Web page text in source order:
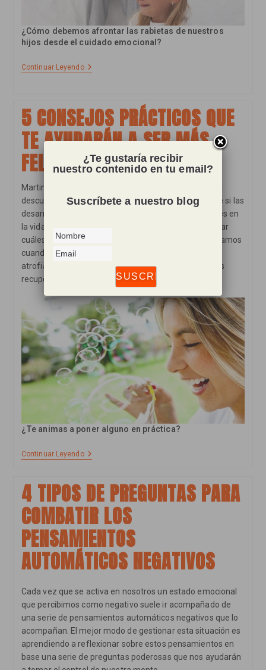
¿Cómo debemos afrontar las rabietas de nuestros
hijos desde el cuidado emocional?
Continuar LeyendoMi
Supernanny
5 CONSEJOS PRÁCTICOS QUE
TE AYUDARÁN A SER MÁS
FELIZ
Martin Seligman, el padre de la psicología positiva, ha
descubierto que hay cinco fortalezas de carácter que si las
desarrollamos nuestra capacidad para ser más felices en
la vida aumentan exponencialmente. ¿Podrías adivinar
cuáles son? Una pista es que son fortalezas que teníamos
cuando éramos niños y que muchas veces se han ido
atrofiando con el paso de los años pero que podemos
recuperar.
¿Te animas a poner alguno en práctica?
Continuar Leyendo5
Que
Ayudarán
A
Más
Feliz
4 TIPOS DE PREGUNTAS PARA
COMBATIR LOS
PENSAMIENTOS
AUTOMÁTICOS NEGATIVOS
Cada vez que se activa en nosotros un estado emocional
que percibimos como negativo suele ir acompañado de
una serie de pensamientos automáticos negativos que lo
acompañan. El mejor modo de gestionar esta situación es
aprendiendo a reflexionar sobre estos pensamientos en
base una serie de preguntas poderosas que nos ayudarán
¿Te gustaría recibir
nuestro contenido en tu email?
Suscríbete a nuestro blog